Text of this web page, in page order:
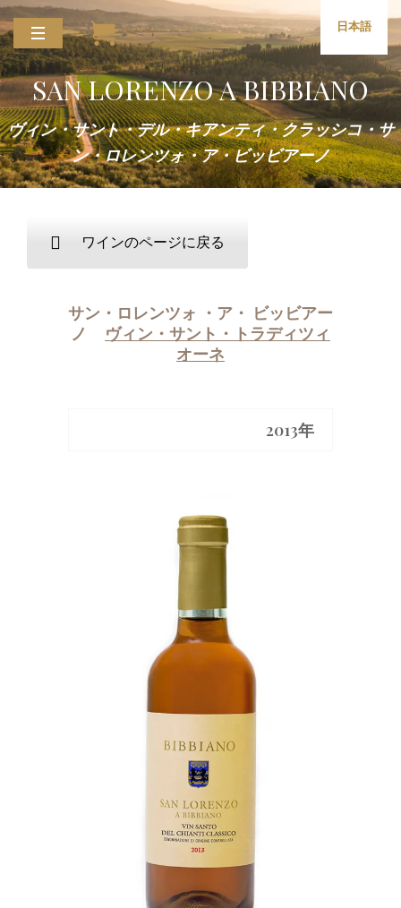
日本語
SAN LORENZO A BIBBIANO
ヴィン・サント・デル・キアンティ・クラッシコ・サ
ン・ロレンツォ・ア・ビッビアーノ
ワインのページに戻る
サン・ロレンツォ ・ア・ ビッビアー
ノ
ヴィン・サント・トラディツィ
オーネ
2013年